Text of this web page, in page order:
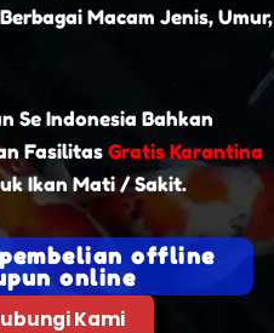
Macam Jenis, Umur,
Se Indonesia Bahkan
Fasilitas Gratis Karantina
Ikan Mati / Sakit.
offline
online
Kami